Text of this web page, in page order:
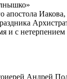
апостола
и с
Андрей